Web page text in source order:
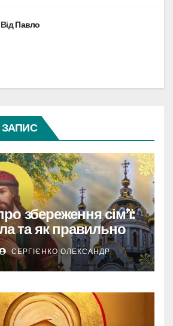
ВідПавло
ЗАПИС
збереження сім’ї:
та як правильно
СЕРГІЄНКО ОЛЕКСАНДР